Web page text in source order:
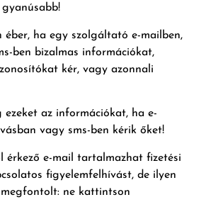
éber, ha egy szolgáltató e-mailben,
ben bizalmas információkat,
kér, vagy azonnali
ezeket az információkat, ha e-
vagy sms-ben kérik őket!
érkező e-mail tartalmazhat fizetési
figyelemfelhívást, de ilyen
ne kattintson